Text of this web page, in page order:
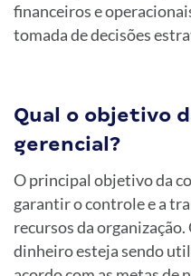
financeiros e
tomada de decisões
Qual o objetivo
gerencial?
O principal objetivo da
garantir o controle e a
recursos da
dinheiro esteja sendo